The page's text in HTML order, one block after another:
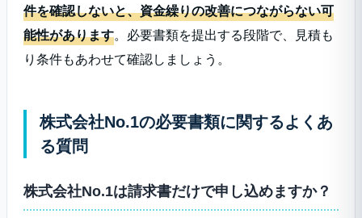
件を確認しないと、資金繰りの改善につながらない可
能性があります。必要書類を提出する段階で、見積も
り条件もあわせて確認しましょう。
株式会社No.1の必要書類に関するよくあ
る質問
株式会社No.1は請求書だけで申し込めますか？